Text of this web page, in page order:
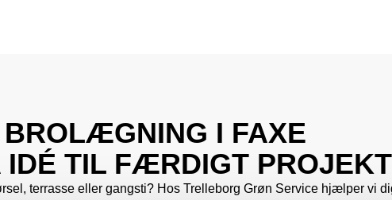
BROLÆGNING I FAXE
IDÉ TIL FÆRDIGT PROJEKT
terrasse eller gangsti? Hos Trelleborg Grøn Service hjælper vi